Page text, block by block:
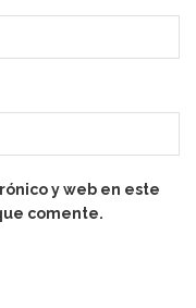
y web en este
comente.